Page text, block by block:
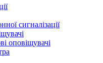
сигналізації
оповіщувачі